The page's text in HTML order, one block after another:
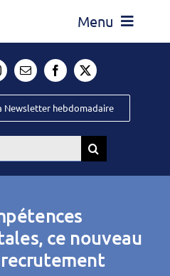
Menu
Newsletter hebdomadaire
ce nouveau